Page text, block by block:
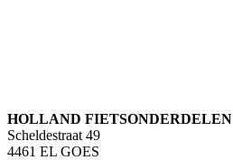
HOLLAND FIETSONDERDELEN
Scheldestraat 49
4461 EL GOES